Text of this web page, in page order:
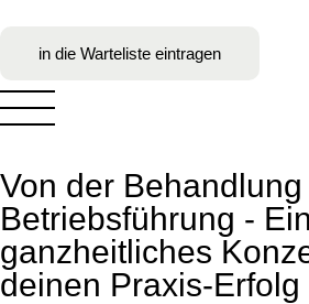
in die Warteliste eintragen
Von der
Betriebsführung - Ein
ganzheitliches
deinen Praxis-Erfolg